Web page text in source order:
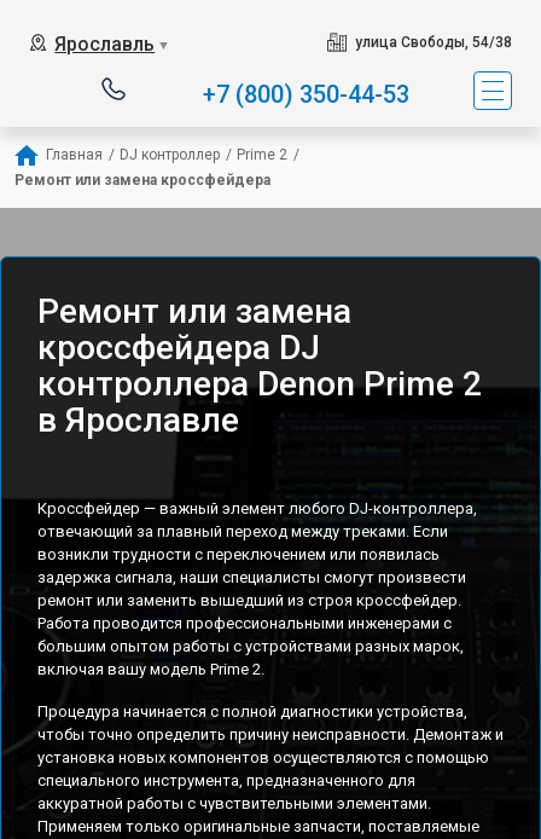
Ярославль ▼ улица Свободы, 54/38
+7 (800) 350-44-53
Главная / DJ контроллер / Prime 2 /
Ремонт или замена кроссфейдера
Ремонт или замена
кроссфейдера DJ
контроллера Denon Prime 2
в Ярославле
Кроссфейдер — важный элемент любого DJ-контроллера,
отвечающий за плавный переход между треками. Если
возникли трудности с переключением или появилась
задержка сигнала, наши специалисты смогут произвести
ремонт или заменить вышедший из строя кроссфейдер.
Работа проводится профессиональными инженерами с
большим опытом работы с устройствами разных марок,
включая вашу модель Prime 2.
Процедура начинается с полной диагностики устройства,
чтобы точно определить причину неисправности. Демонтаж и
установка новых компонентов осуществляются с помощью
специального инструмента, предназначенного для
аккуратной работы с чувствительными элементами.
Применяем только оригинальные запчасти, поставляемые